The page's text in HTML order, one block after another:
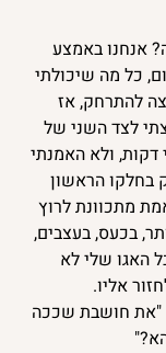
אנחנו באמצע
כל מה שיכולתי
להתרחק, אז
לצד השני של
ולא האמנתי
בחלקו הראשון
מתכוונת לרוץ
בכעס, בעצבים,
האגו שלי לא
אליו.
"את חושבת שככה